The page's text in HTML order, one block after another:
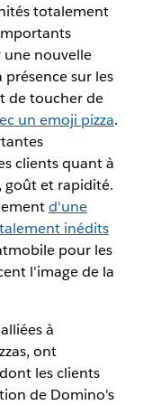
totalement
nouvelle
sur les
de toucher de
un emoji pizza.
clients quant à
goût et rapidité.
d'une
inédits
pour les
l'image de la
à
ont
les clients
de Domino's